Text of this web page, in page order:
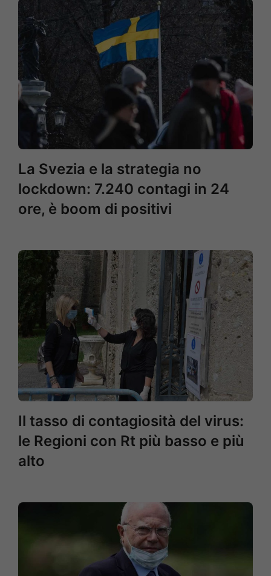
La Svezia e la strategia no
lockdown: 7.240 contagi in 24
ore, è boom di positivi
Il tasso di contagiosità del virus:
le Regioni con Rt più basso e più
alto